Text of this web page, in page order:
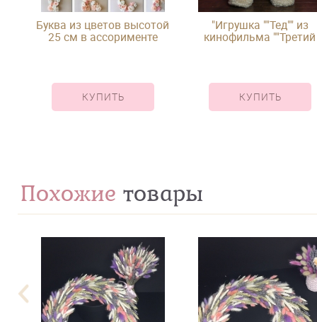
Буква из цветов высотой
25 см в ассорименте
КУПИТЬ
"Игрушка ""Тед"" из
кинофильма ""Третий
КУПИТЬ
Похожие товары